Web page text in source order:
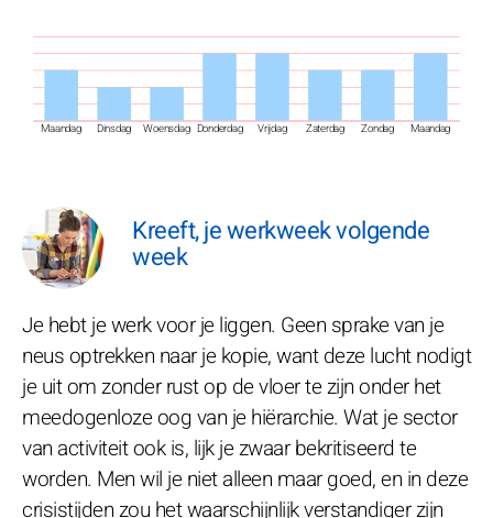
Maandag Dinsdag Woensdag Donderdag Vrijdag Zaterdag Zondag Maandag
Kreeft, je werkweek volgende
week
Je hebt je werk voor je liggen. Geen sprake van je
neus optrekken naar je kopie, want deze lucht nodigt
je uit om zonder rust op de vloer te zijn onder het
meedogenloze oog van je hiërarchie. Wat je sector
van activiteit ook is, lijk je zwaar bekritiseerd te
worden. Men wil je niet alleen maar goed, en in deze
crisistijden zou het waarschijnlijk verstandiger zijn